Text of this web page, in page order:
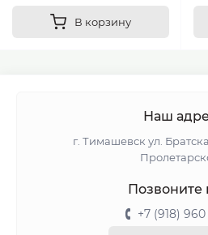
В корзину
Наш
г. Тимашевск ул.
Позвоните
+7 (918)